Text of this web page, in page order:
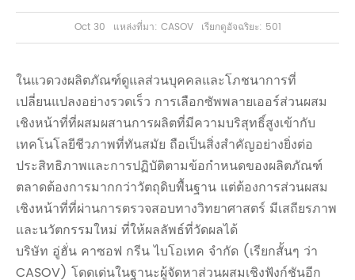
Oct 30 แหล่งที่มา: CASOV เรียกดูอัจฉริยะ: 501
ในแวดวงผลิตภัณฑ์ดูแลส่วนบุคคลและโภชนาการที่
เปลี่ยนแปลงอย่างรวดเร็ว การเลือกซัพพลายเออร์ส่วนผสม
เชิงหน้าที่ที่ผสมผสานการผลิตที่มีความบริสุทธิ์สูงเข้ากับ
เทคโนโลยีชีวภาพที่ทันสมัย ​​ถือเป็นสิ่งสำคัญอย่างยิ่งต่อ
ประสิทธิภาพและการปฏิบัติตามข้อกำหนดของผลิตภัณฑ์
ตลาดต้องการมากกว่าวัตถุดิบพื้นฐาน แต่ต้องการส่วนผสม
เชิงหน้าที่ที่ผ่านการตรวจสอบทางวิทยาศาสตร์ มีเสถียรภาพ
และนวัตกรรมใหม่ ที่ให้ผลลัพธ์ที่วัดผลได้
บริษัท อู่ฮั่น คาซอฟ กรีน ไบโอเทค จำกัด (เรียกสั้นๆ ว่า
CASOV) โดดเด่นในฐานะผู้จัดหาส่วนผสมเชิงฟังก์ชันอีก